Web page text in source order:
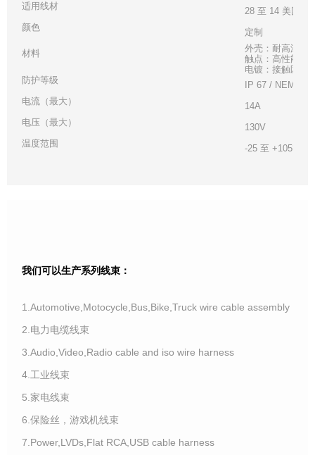
适用线材
28 至 14 美国线
颜色
定制
材料
外壳：耐高温白
触点：高性能铜
电镀：接触区 -
防护等级
IP 67 / NEMA 6P
电流（最大）
14A
电压（最大）
130V
温度范围
-25 至 +105°C
我们可以生产系列线束：
1.Automotive,Motocycle,Bus,Bike,Truck wire cable assembly
2.电力电缆线束
3.Audio,Video,Radio cable and iso wire harness
4.工业线束
5.家电线束
6.保险丝，游戏机线束
7.Power,LVDs,Flat RCA,USB cable harness